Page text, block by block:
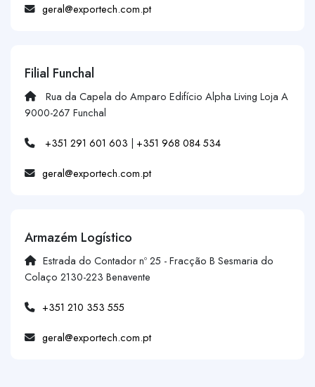
geral@exportech.com.pt
Filial Funchal
Rua da Capela do Amparo Edifício Alpha Living Loja A
9000-267 Funchal
+351 291 601 603 | +351 968 084 534
geral@exportech.com.pt
Armazém Logístico
Estrada do Contador nº 25 - Fracção B Sesmaria do
Colaço 2130-223 Benavente
+351 210 353 555
geral@exportech.com.pt